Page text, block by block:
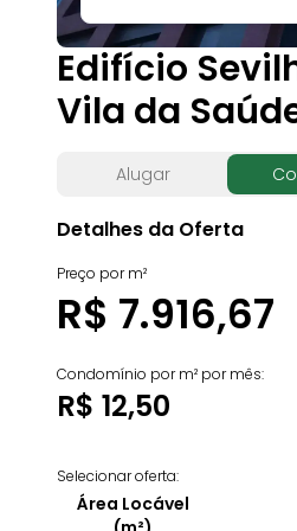
Edifício
Vila da
Alugar
Detalhes da Oferta
Preço por m²
R$ 7.916,67
Condomínio por m² por mês:
R$ 12,50
Selecionar oferta:
Área Locável